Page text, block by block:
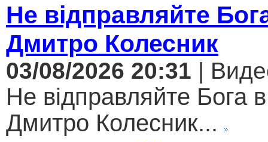
Не відправляйте
Дмитро Колесник
03/08/2026 20:31 |
Не відправляйте Бога
Дмитро Колесник...